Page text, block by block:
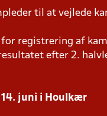
til at vejlede
registrering af
efter 2.
14. juni i Houlkær